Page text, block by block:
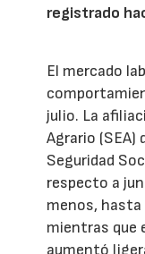
registrado
El mercado
julio. La
Agrario (SEA)
Seguridad
respecto a
menos,
mientras que
aumentó